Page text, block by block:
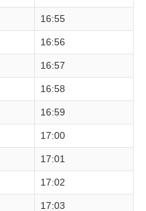
16:55
16:56
16:57
16:58
16:59
17:00
17:01
17:02
17:03